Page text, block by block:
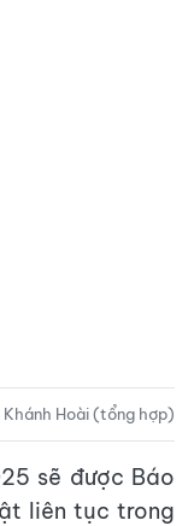
Khánh Hoài (tổng hợp)
sẽ được Báo
liên tục trong